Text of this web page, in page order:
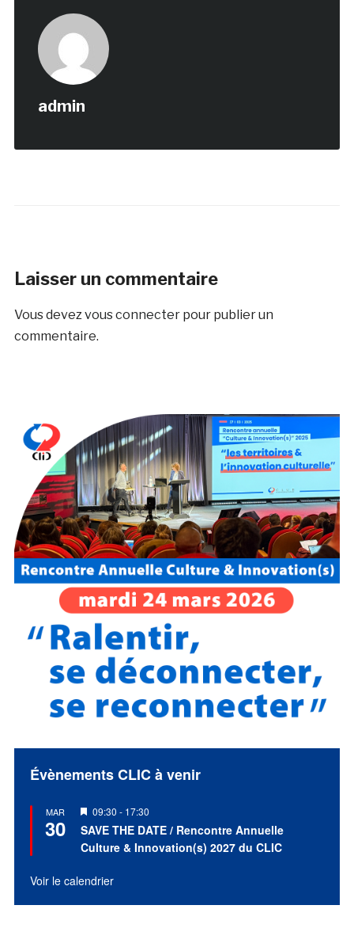
admin
Laisser un commentaire
Vous devez vous connecterpour publier un
commentaire.
Évènements CLIC à venir
MAR
30
Mis
en
avant
09:30 - 17:30
SAVE THE DATE / Rencontre Annuelle
Culture & Innovation(s) 2027 du CLIC
Voir le calendrier